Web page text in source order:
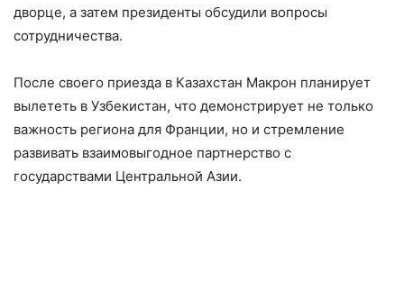
дворце, а затем президенты обсудили вопросы
сотрудничества.
После своего приезда в Казахстан Макрон планирует
вылететь в Узбекистан, что демонстрирует не только
важность региона для Франции, но и стремление
развивать взаимовыгодное партнерство с
государствами Центральной Азии.